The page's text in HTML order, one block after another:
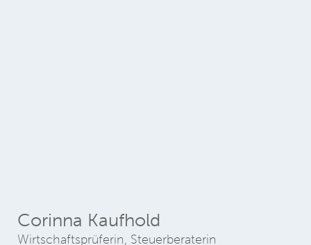
Corinna Kaufhold
Wirtschaftsprüferin, Steuerberaterin